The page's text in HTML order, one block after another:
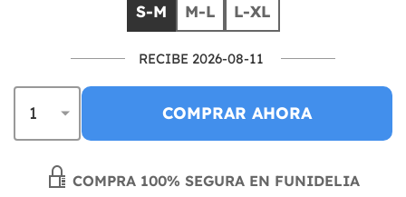
S-M M-L L-XL
RECIBE 2026-08-11
COMPRAR AHORA
COMPRA 100% SEGURA EN FUNIDELIA